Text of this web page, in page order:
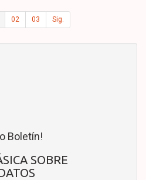
02 03 Sig.
Boletín!
SOBRE